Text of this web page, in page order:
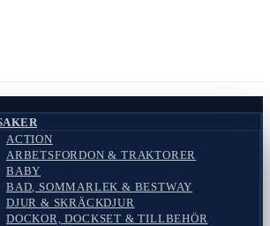
ACTION
ARBETSFORDON & TRAKTORER
BABY
BAD, SOMMARLEK & BESTWAY
DJUR & SKRÄCKDJUR
DOCKOR, DOCKSET & TILLBEHÖR